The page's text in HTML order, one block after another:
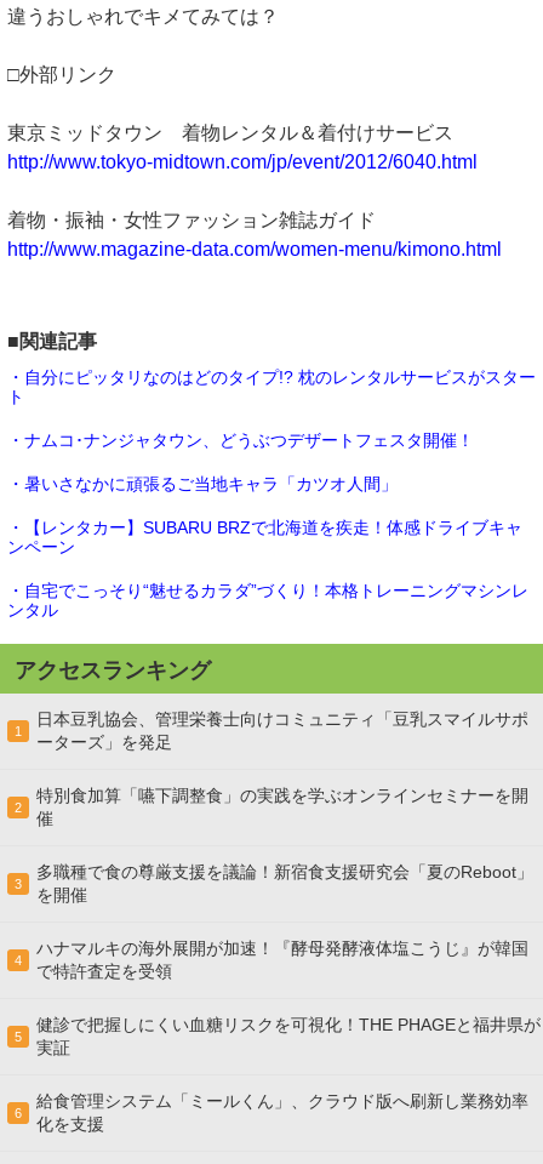
違うおしゃれでキメてみては？
□外部リンク
東京ミッドタウン 着物レンタル＆着付けサービス
http://www.tokyo-midtown.com/jp/event/2012/6040.html
着物・振袖・女性ファッション雑誌ガイド
http://www.magazine-data.com/women-menu/kimono.html
■関連記事
・自分にピッタリなのはどのタイプ!? 枕のレンタルサービスがスター
ト
・ナムコ･ナンジャタウン、どうぶつデザートフェスタ開催！
・暑いさなかに頑張るご当地キャラ「カツオ人間」
・【レンタカー】SUBARU BRZで北海道を疾走！体感ドライブキャ
ンペーン
・自宅でこっそり“魅せるカラダ”づくり！本格トレーニングマシンレ
ンタル
アクセスランキング
1
日本豆乳協会、管理栄養士向けコミュニティ「豆乳スマイルサポ
ーターズ」を発足
2
特別食加算「嚥下調整食」の実践を学ぶオンラインセミナーを開
催
3
多職種で食の尊厳支援を議論！新宿食支援研究会「夏のReboot」
を開催
4
ハナマルキの海外展開が加速！『酵母発酵液体塩こうじ』が韓国
で特許査定を受領
5
健診で把握しにくい血糖リスクを可視化！THE PHAGEと福井県が
実証
6
給食管理システム「ミールくん」、クラウド版へ刷新し業務効率
化を支援